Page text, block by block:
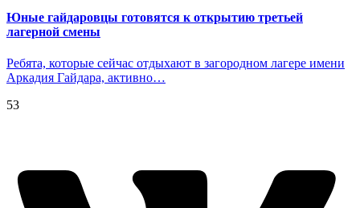
Юные гайдаровцы готовятся к открытию третьей
лагерной смены
Ребята, которые сейчас отдыхают в загородном лагере имени
Аркадия Гайдара, активно…
53